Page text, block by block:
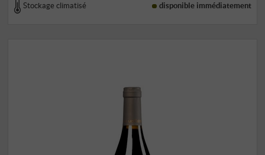
Stockage climatisé disponible immédiatement